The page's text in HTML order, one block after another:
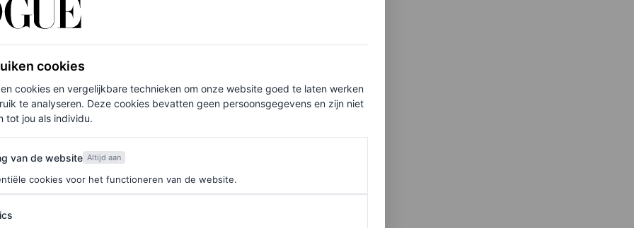
feest”, zegt de bruid. Later, in het weekend van
Amanzoe in Griekenland. “Brandon en
mythologie, dus Amanzoe voelde als de
mythologische wereld binnenstapten.
vrienden en dierbaren uit te nodigen in ons
bruiloft
cookies
cookies en vergelijkbare technieken om onze website goed te laten werken
te analyseren. Deze cookies bevatten geen persoonsgegevens en zijn niet
tot jou als individu.
de website
van de website Altijd aan
cookies voor het functioneren van de website.